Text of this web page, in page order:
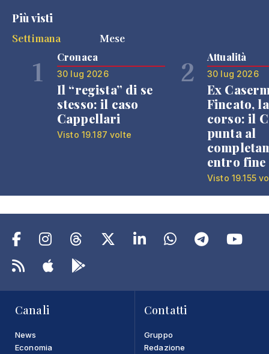
Più visti
Settimana
Mese
1 Cronaca
30 lug 2026
Il “regista” di se
stesso: il caso
Cappellari
Visto 19.187 volte
2 Attualità
30 lug 2026
Ex
Fincato,
corso: il
punta al
entro fine
Visto 19.155
Canali
News
Economia
Contatti
Gruppo
Redazione